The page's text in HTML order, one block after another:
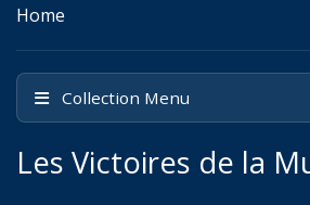
Home
Collection Menu
Les Victoires de la